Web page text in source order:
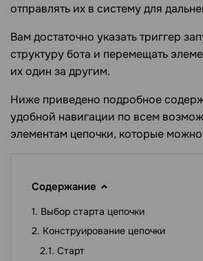
отправлять их в систему для
Вам достаточно указать триггер
структуру бота и перемещать
их один за другим.
Ниже приведено подробное
удобной навигации по всем
элементам цепочки, которые
Содержание
Выбор старта цепочки
Конструирование цепочки
Старт